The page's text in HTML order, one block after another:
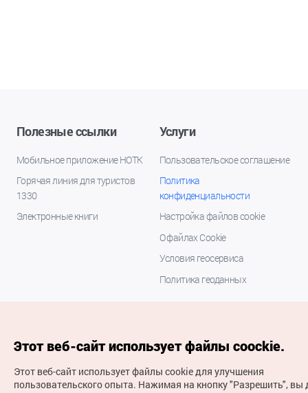
Полезные ссылки
Мобильное приложение НОТК
Горячая линия для туристов
1330
Электронные книги
Услуги
Пользовательское соглашение
Политика
конфиденциальности
Настройка файлов cookie
О файлах Cookie
Условия геосервиса
Политика геоданных
Этот веб-сайт использует файлы coockie.
Этот веб-сайт использует файлы cookie для улучшения
пользовательского опыта. Нажимая на кнопку "Разрешить", вы